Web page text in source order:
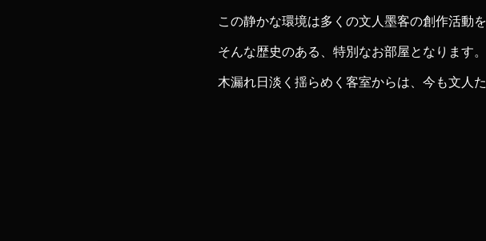
この静かな環境は多くの文人墨客の創作活動
そんな歴史のある、特別なお部屋となります。
木漏れ日淡く揺らめく客室からは、今も文人